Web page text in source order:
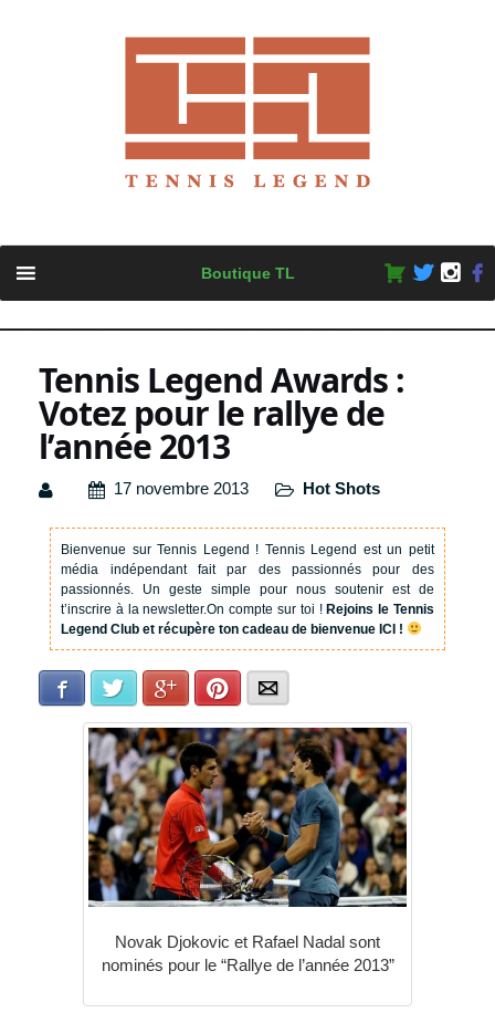
content
Boutique TL
Tennis Legend Awards :
Votez pour le rallye de
l’année 2013
17 novembre 2013 Hot Shots
Bienvenue sur Tennis Legend ! Tennis Legend est un petit
média indépendant fait par des passionnés pour des
passionnés. Un geste simple pour nous soutenir est de
t’inscrire à la newsletter.On compte sur toi !Rejoins le Tennis
Legend Club et récupère ton cadeau de bienvenue ICI !
Facebook Twitter Google+Pinterest
Novak Djokovic et Rafael Nadal sont
nominés pour le “Rallye de l’année 2013”